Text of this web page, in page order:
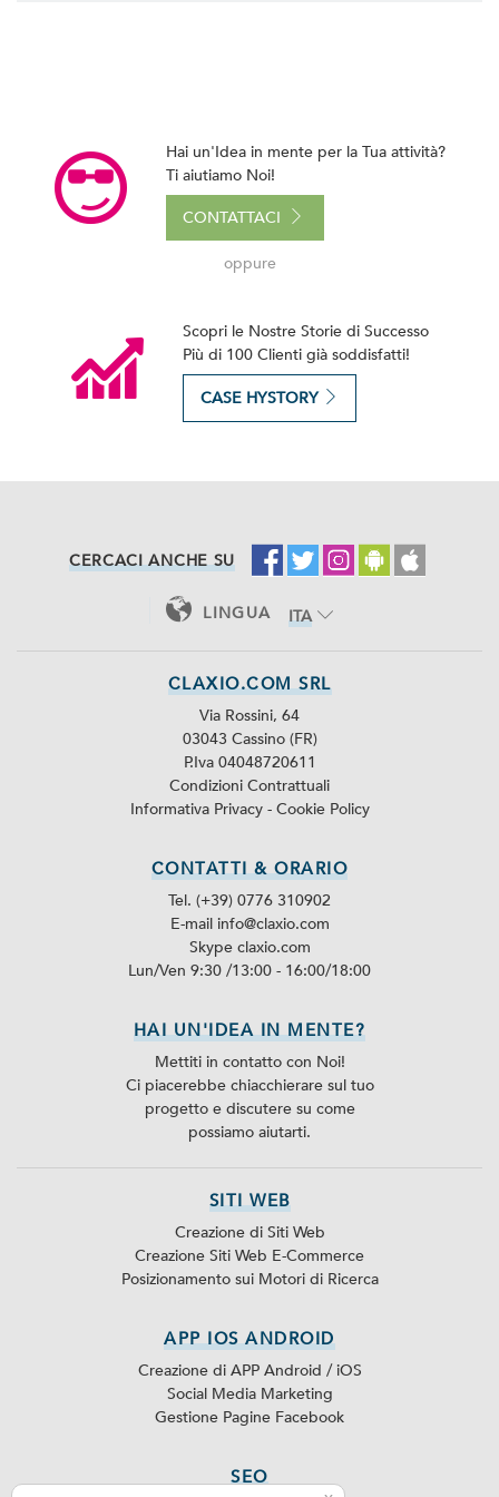
Hai un'Idea in mente per la Tua attività?
Ti aiutiamo Noi!
CONTATTACI
oppure
Scopri le Nostre Storie di Successo
Più di 100 Clienti già soddisfatti!
CASE HYSTORY
CERCACI ANCHE SU
LINGUA
ITA
CLAXIO.COM SRL
Via Rossini, 64
03043 Cassino (FR)
P.Iva 04048720611
Condizioni Contrattuali
Informativa Privacy - Cookie Policy
CONTATTI & ORARIO
Tel. (+39) 0776 310902
E-mail info@claxio.com
Skype claxio.com
Lun/Ven 9:30 /13:00 - 16:00/18:00
HAI UN'IDEA IN MENTE?
Mettiti in contatto con Noi!
Ci piacerebbe chiacchierare sul tuo
progetto e discutere su come
possiamo aiutarti.
SITI WEB
Creazione di Siti Web
Creazione Siti Web E-Commerce
Posizionamento sui Motori di Ricerca
APP IOS ANDROID
Creazione di APP Android / iOS
Social Media Marketing
Gestione Pagine Facebook
SEO